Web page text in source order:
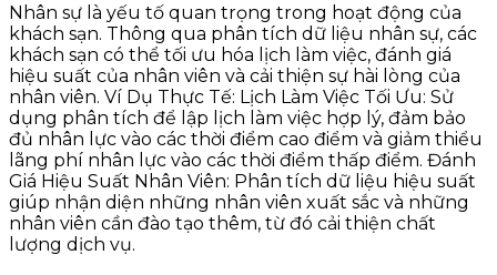
Nhân sự là yếu tố quan trọng trong hoạt động của
khách sạn. Thông qua phân tích dữ liệu nhân sự, các
khách sạn có thể tối ưu hóa lịch làm việc, đánh giá
hiệu suất của nhân viên và cải thiện sự hài lòng của
nhân viên. Ví Dụ Thực Tế: Lịch Làm Việc Tối Ưu: Sử
dụng phân tích để lập lịch làm việc hợp lý, đảm bảo
đủ nhân lực vào các thời điểm cao điểm và giảm thiểu
lãng phí nhân lực vào các thời điểm thấp điểm. Đánh
Giá Hiệu Suất Nhân Viên: Phân tích dữ liệu hiệu suất
giúp nhận diện những nhân viên xuất sắc và những
nhân viên cần đào tạo thêm, từ đó cải thiện chất
lượng dịch vụ.